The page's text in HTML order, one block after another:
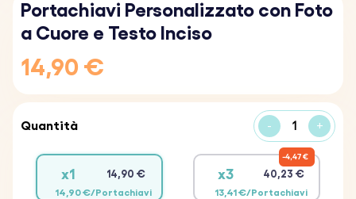
Portachiavi Personalizzato con Foto
a Cuore e Testo Inciso
14,90 €
Quantità - +
x1 14,90 €
14,90 €/Portachiavi
x3 40,23 €
13,41 €/Portachiavi
4,47 €